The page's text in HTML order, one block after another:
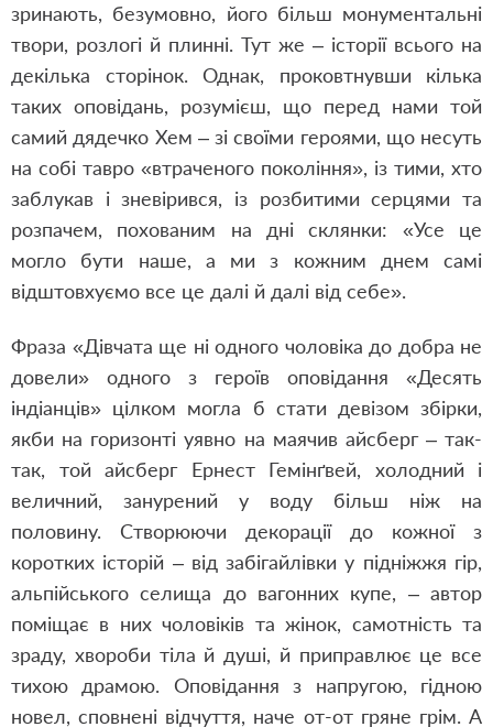
зринають, безумовно, його більш монументальні
твори, розлогі й плинні. Тут же – історії всього на
декілька сторінок. Однак, проковтнувши кілька
таких оповідань, розумієш, що перед нами той
самий дядечко Хем – зі своїми героями, що несуть
на собі тавро «втраченого покоління», із тими, хто
заблукав і зневірився, із розбитими серцями та
розпачем, похованим на дні склянки: «Усе це
могло бути наше, а ми з кожним днем самі
відштовхуємо все це далі й далі від себе».
Фраза «Дівчата ще ні одного чоловіка до добра не
довели» одного з героїв оповідання «Десять
індіанців» цілком могла б стати девізом збірки,
якби на горизонті уявно на маячив айсберг – так-
так, той айсберг Ернест Гемінґвей, холодний і
величний, занурений у воду більш ніж на
половину. Створюючи декорації до кожної з
коротких історій – від забігайлівки у підніжжя гір,
альпійського селища до вагонних купе, – автор
поміщає в них чоловіків та жінок, самотність та
зраду, хвороби тіла й душі, й приправлює це все
тихою драмою. Оповідання з напругою, гідною
новел, сповнені відчуття, наче от-от гряне грім. А